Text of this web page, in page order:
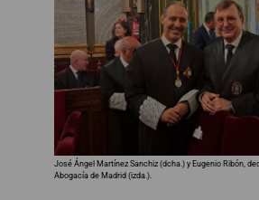
José Ángel Martínez Sanchiz (dcha.) y Eugenio Ribón,
Abogacía de Madrid (izda.).